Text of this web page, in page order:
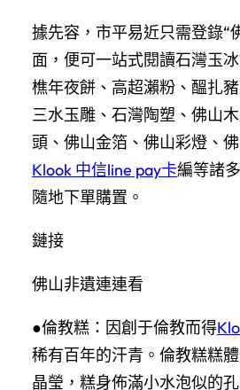
據先容，市平易近只需登錄“
面，便可一站式閱讀石灣玉
樵年夜餅、高超瀨粉、醞扎
三水玉雕、石灣陶塑、佛山
頭、佛山金箔、佛山彩燈、
Klook 中信line pay卡編等諸
隨地下單購置。
鏈接
佛山非遺連連看
●倫教糕：因創于倫教而得
稀有百年的汗青。倫教糕糕
晶瑩，糕身佈滿小水泡似的